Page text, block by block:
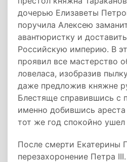
дочерью Елизаветы
поручила Алексею
авантюристку и
Российскую империю. В
проявил все мастерство
ловеласа, изобразив
даже предложив княжне
Блестяще справившись с
именно добившись
тот же год спокойно ушел
После смерти Екатерины
перезахоронение Петра